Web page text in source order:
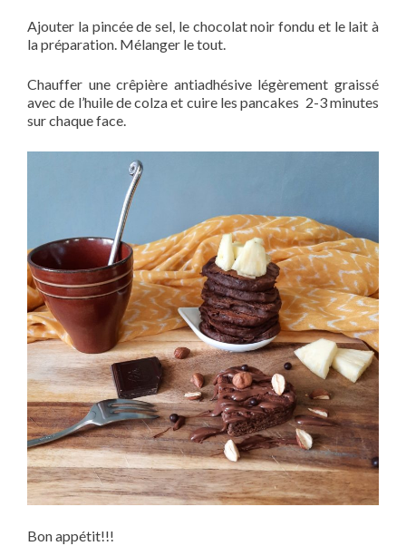
Ajouter la pincée de sel, le chocolat noir fondu et le lait à
la préparation. Mélanger le tout.
Chauffer une crêpière antiadhésive légèrement graissé
avec de l’huile de colza et cuire les pancakes 2-3 minutes
sur chaque face.
Bon appétit!!!